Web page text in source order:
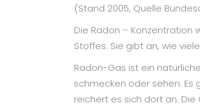
(Stand 2005, Quelle
Die Radon – Konzentration
Stoffes. Sie gibt an, wie
Radon-Gas ist ein
schmecken oder sehen. Es
reichert es sich dort an.